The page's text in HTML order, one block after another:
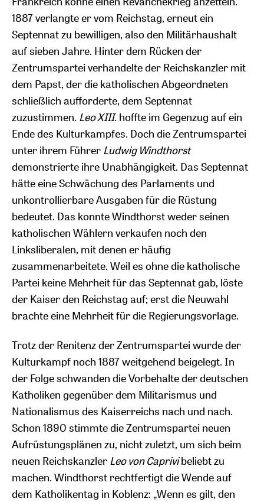
1887 verlangte er vom Reichstag, erneut ein
Septennat zu bewilligen, also den Militärhaushalt
auf sieben Jahre. Hinter dem Rücken der
Zentrumspartei verhandelte der Reichskanzler mit
dem Papst, der die katholischen Abgeordneten
schließlich aufforderte, dem Septennat
zuzustimmen. Leo XIII. hoffte im Gegenzug auf ein
Ende des Kulturkampfes. Doch die Zentrumspartei
unter ihrem Führer Ludwig Windthorst
demonstrierte ihre Unabhängigkeit. Das Septennat
hätte eine Schwächung des Parlaments und
unkontrollierbare Ausgaben für die Rüstung
bedeutet. Das konnte Windthorst weder seinen
katholischen Wählern verkaufen noch den
Linksliberalen, mit denen er häufig
zusammenarbeitete. Weil es ohne die katholische
Partei keine Mehrheit für das Septennat gab, löste
der Kaiser den Reichstag auf; erst die Neuwahl
brachte eine Mehrheit für die Regierungsvorlage.
Trotz der Renitenz der Zentrumspartei wurde der
Kulturkampf noch 1887 weitgehend beigelegt. In
der Folge schwanden die Vorbehalte der deutschen
Katholiken gegenüber dem Militarismus und
Nationalismus des Kaiserreichs nach und nach.
Schon 1890 stimmte die Zentrumspartei neuen
Aufrüstungsplänen zu, nicht zuletzt, um sich beim
neuen Reichskanzler Leo von Caprivibeliebt zu
machen. Windthorst rechtfertigt die Wende auf
dem Katholikentag in Koblenz: „Wenn es gilt, den